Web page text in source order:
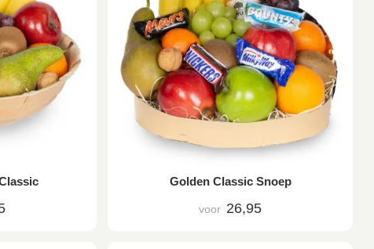
Golden Classic Snoep
voor 26,95